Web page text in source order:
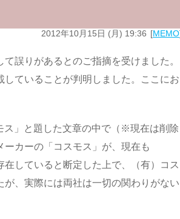
2012年10月15日 (月) 19:36 MEMO
誤りがあるとのご指摘を受けました。
ていることが判明しました。ここにお
ス」と題した文章の中で（※現在は削除
カーの「コスモス」が、現在も
在していると断定した上で、（有）コス
、実際には両社は一切の関わりがない